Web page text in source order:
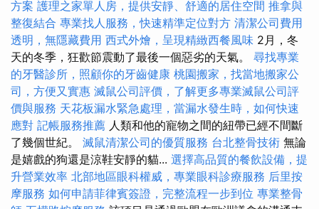
方案 護理之家單人房，提供安靜、舒適的居住空間 推拿與
整復結合 專業找人服務，快速精準定位對方 清潔公司費用
透明，無隱藏費用 西式外燴，呈現精緻西餐風味 2月，冬
天的冬季，狂歡節震動了最後一個惡劣的天氣。 尋找專業
的牙醫診所，照顧你的牙齒健康 桃園搬家，找當地搬家公
司，方便又實惠 滅鼠公司評價，了解更多專業滅鼠公司評
價與服務 天花板漏水緊急處理，當漏水發生時，如何快速
應對 記帳服務推薦 人類和他的寵物之間的紐帶已經不間斷
了幾個世紀。 滅鼠清潔公司的優質服務 台北整骨技術 無論
是嬉戲的狗還是涼鞋安靜的貓... 選擇高品質的餐飲設備，提
升營業效率 北部地區眼科權威，專業眼科診療服務 后里按
摩服務 如何申請菲律賓簽證，完整流程一步到位 專業整骨